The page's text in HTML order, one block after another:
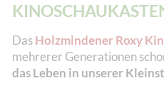
DasHolzmindener Roxy
mehrerer Generationen
das Leben in unserer